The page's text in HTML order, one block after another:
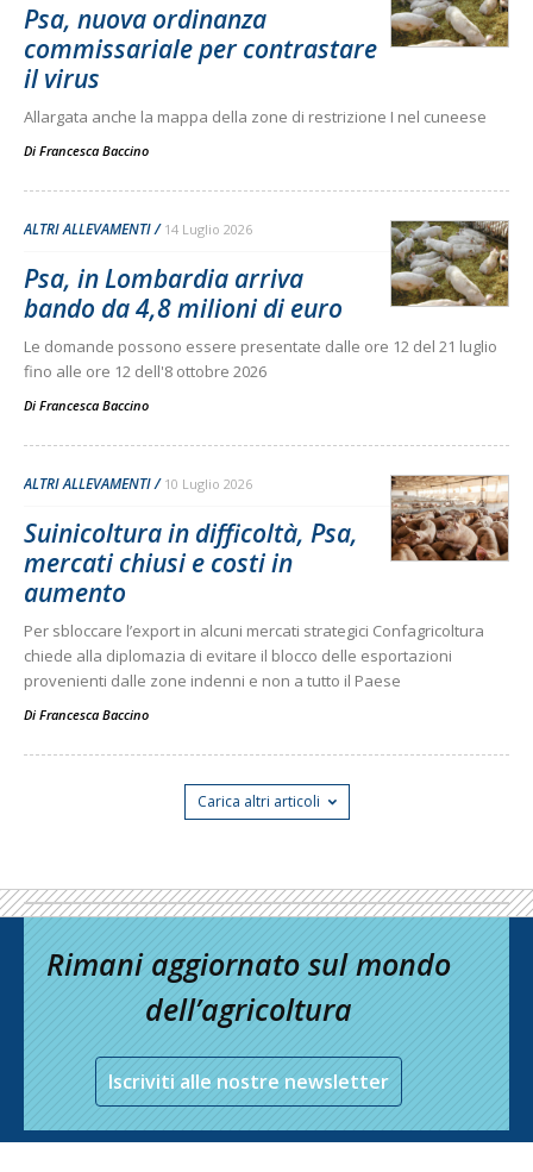
Psa, nuova ordinanza
commissariale per contrastare
il virus
Allargata anche la mappa della zone di restrizione I nel cuneese
Di Francesca Baccino
ALTRI ALLEVAMENTI 14 Luglio 2026
Psa, in Lombardia arriva
bando da 4,8 milioni di euro
Le domande possono essere presentate dalle ore 12 del 21 luglio
fino alle ore 12 dell'8 ottobre 2026
Di Francesca Baccino
ALTRI ALLEVAMENTI 10 Luglio 2026
Suinicoltura in difficoltà, Psa,
mercati chiusi e costi in
aumento
Per sbloccare l’export in alcuni mercati strategici Confagricoltura
chiede alla diplomazia di evitare il blocco delle esportazioni
provenienti dalle zone indenni e non a tutto il Paese
Di Francesca Baccino
Carica altri articoli
Rimani aggiornato sul mondo
dell’agricoltura
Iscriviti alle nostre newsletter